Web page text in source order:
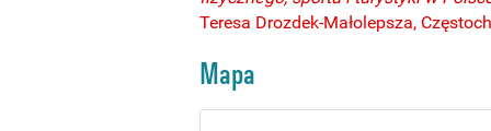
Teresa Drozdek-Małolepsza,
Mapa